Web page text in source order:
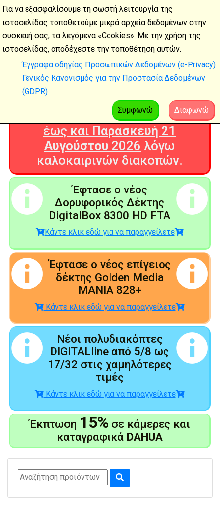
Καλοκαιρινές
διακοπές
Η Ψηφιακή Τεχνολογία θα είναι
ΚΛΕΙΣΤΗ απόΔευτέρα 3
Αυγούστου2026
έως και Παρασκευή 21
Αυγούστου 2026 λόγω
καλοκαιρινών διακοπών.
Έφτασε ο νέος
Δορυφορικός Δέκτης
DigitalBox 8300 HD FTA
Κάντε κλικ εδώ για να παραγγείλετε
Έφτασε ο νέος επίγειος
δέκτης Golden Media
MANIA 828+
Κάντε κλικ εδώ για να παραγγείλετε
Νέοι πολυδιακόπτες
DIGITALline από 5/8 ως
17/32 στις χαμηλότερες
τιμές
Κάντε κλικ εδώ για να παραγγείλετε
Έκπτωση 15% σε κάμερες και
καταγραφικά DAHUA
Για να εξασφαλίσουμε τη σωστή λειτουργία της
ιστοσελίδας τοποθετούμε μικρά αρχεία δεδομένων στην
συσκευή σας, τα λεγόμενα «Cookies». Με την χρήση της
ιστοσελίδας, αποδέχεστε την τοποθέτηση αυτών.
Έγγραφα οδηγίας Προσωπικών Δεδομένων (e-Privacy)
Γενικός Κανονισμός για την Προστασία Δεδομένων
(GDPR)
Διαφωνώ
Συμφωνώ